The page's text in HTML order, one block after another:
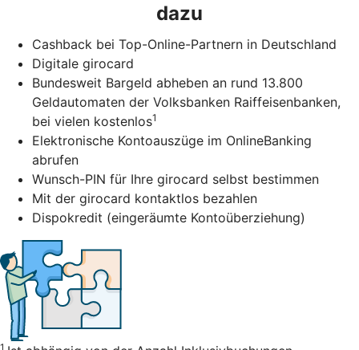
dazu
Cashback bei Top-Online-Partnern in Deutschland
Digitale girocard
Bundesweit Bargeld abheben an rund 13.800
Geldautomaten der Volksbanken Raiffeisenbanken,
bei vielen kostenlos1
Elektronische Kontoauszüge im OnlineBanking
abrufen
Wunsch-PIN für Ihre girocard selbst bestimmen
Mit der girocard kontaktlos bezahlen
Dispokredit (eingeräumte Kontoüberziehung)
1